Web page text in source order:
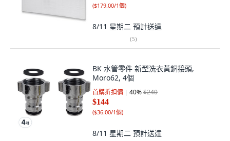
($179.00/1個)
8/11 星期二 預計送達
(5)
BK 水管零件 新型洗衣黃銅接頭,
Moro62, 4個
首購折扣價 40%$240
$144
($36.00/1個)
8/11 星期二 預計送達